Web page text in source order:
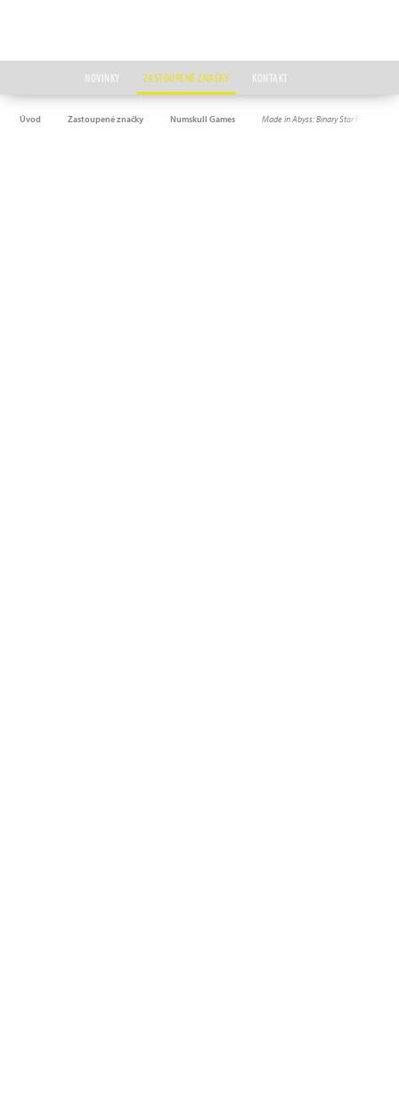
NOVINKY ZASTOUPENÉ ZNAČKY KONTAKT
Úvod Zastoupené značky Numskull Games Made in Abyss: Binary Star Falling into